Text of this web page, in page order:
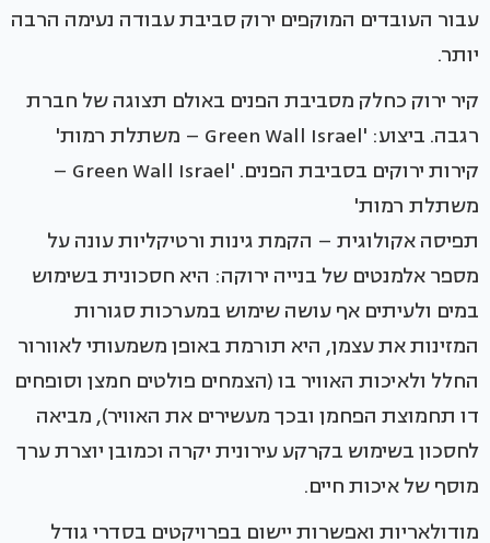
עבור העובדים המוקפים ירוק סביבת עבודה נעימה הרבה
יותר.
קיר ירוק כחלק מסביבת הפנים באולם תצוגה של חברת
רגבה. ביצוע: 'Green Wall Israel – משתלת רמות'
קירות ירוקים בסביבת הפנים. 'Green Wall Israel –
משתלת רמות'
תפיסה אקולוגית – הקמת גינות ורטיקליות עונה על
מספר אלמנטים של בנייה ירוקה: היא חסכונית בשימוש
במים ולעיתים אף עושה שימוש במערכות סגורות
המזינות את עצמן, היא תורמת באופן משמעותי לאוורור
החלל ולאיכות האוויר בו (הצמחים פולטים חמצן וסופחים
דו תחמוצת הפחמן ובכך מעשירים את האוויר), מביאה
לחסכון בשימוש בקרקע עירונית יקרה וכמובן יוצרת ערך
מוסף של איכות חיים.
מודולאריות ואפשרות יישום בפרויקטים בסדרי גודל